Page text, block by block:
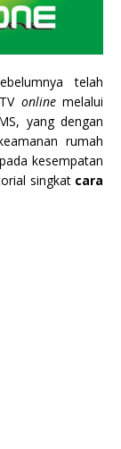
telah
onlinemelalui
yang dengan
rumah
kesempatan
singkat cara